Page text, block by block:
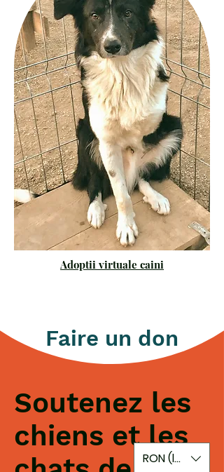
Adoptii virtuale caini
Faire un don
Soutenez les
chiens et les
RON (lei)